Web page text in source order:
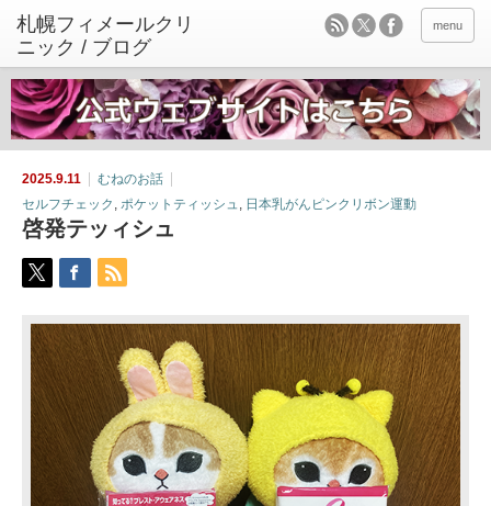
menu
2025.9.11
むねのお話
セルフチェック , ポケットティッシュ, 日本乳がんピンクリボン運動
啓発テッィシュ